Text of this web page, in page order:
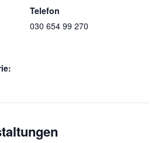
Telefon
030 654 99 270